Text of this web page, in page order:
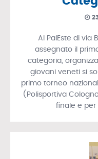
23
Al PalEste di via
assegnato il
categoria,
giovani veneti si
primo torneo
(Polisportiva
finale e per